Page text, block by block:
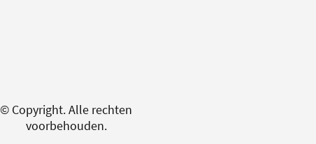
© Copyright. Alle rechten
voorbehouden.